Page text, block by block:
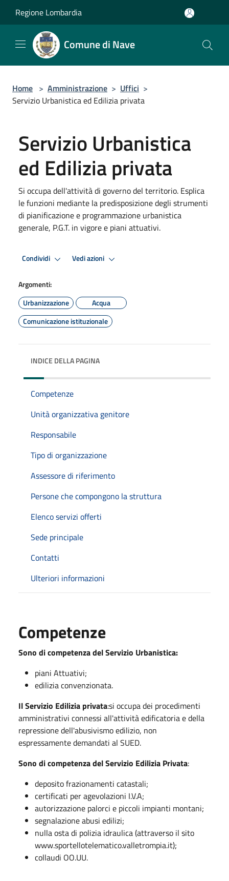
Regione Lombardia
Comune di Nave
Home > Amministrazione > Uffici >
Servizio Urbanistica ed Edilizia privata
Servizio Urbanistica
ed Edilizia privata
Si occupa dell'attività di governo del territorio. Esplica
le funzioni mediante la predisposizione degli strumenti
di pianificazione e programmazione urbanistica
generale, P.G.T. in vigore e piani attuativi.
Condividi Vedi azioni
Argomenti:
Urbanizzazione
Acqua
Comunicazione istituzionale
INDICE DELLA PAGINA
Competenze
Unità organizzativa genitore
Responsabile
Tipo di organizzazione
Assessore di riferimento
Persone che compongono la struttura
Elenco servizi offerti
Sede principale
Contatti
Ulteriori informazioni
Competenze
Sono di competenza del Servizio Urbanistica:
piani Attuativi;
edilizia convenzionata.
Il Servizio Edilizia privata:si occupa dei procedimenti
amministrativi connessi all'attività edificatoria e della
repressione dell'abusivismo edilizio, non
espressamente demandati al SUED.
Sono di competenza del Servizio Edilizia Privata:
deposito frazionamenti catastali;
certificati per agevolazioni I.V.A;
autorizzazione palorci e piccoli impianti montani;
segnalazione abusi edilizi;
nulla osta di polizia idraulica (attraverso il sito
www.sportellotelematico.valletrompia.it);
collaudi OO.UU.